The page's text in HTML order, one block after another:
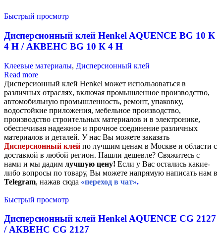
Быстрый просмотр
Дисперсионный клей Henkel AQUENCE BG 10 К
4 H / АКВЕНС BG 10 К 4 H
Клеевые материалы, Дисперсионный клей
Read more
Дисперсионный клей Henkel может использоваться в
различных отраслях, включая промышленное производство,
автомобильную промышленность, ремонт, упаковку,
водостойкие приложения, мебельное производство,
производство строительных материалов и в электронике,
обеспечивая надежное и прочное соединение различных
материалов и деталей. У нас Вы можете заказать
Дисперсионный клей по лучшим ценам в Москве и области с
доставкой в любой регион. Нашли дешевле? Свяжитесь с
нами и мы дадим лучшую цену! Если у Вас остались какие-
либо вопросы по товару, Вы можете напрямую написать нам в
Telegram, нажав сюда «переход в чат».
Быстрый просмотр
Дисперсионный клей Henkel AQUENCE CG 2127
/ АКВЕНС CG 2127